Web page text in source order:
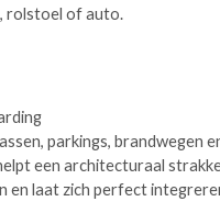
rolstoel of auto.
parkings, brandwegen
een architecturaal
en laat zich perfect